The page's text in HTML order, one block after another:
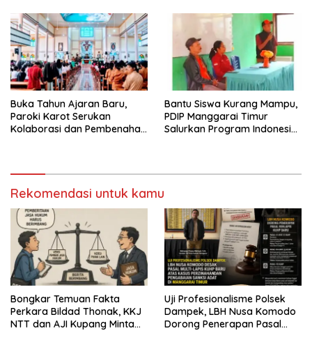
Buka Tahun Ajaran Baru,
Paroki Karot Serukan
Kolaborasi dan Pembenahan
Bantu Siswa Kurang Mampu,
PDIP Manggarai Timur
Salurkan Program Indonesia
Rekomendasi untuk kamu
Bongkar Temuan Fakta
Perkara Bildad Thonak, KKJ
NTT dan AJI Kupang Minta
Uji Profesionalisme Polsek
Dampek, LBH Nusa Komodo
Dorong Penerapan Pasal